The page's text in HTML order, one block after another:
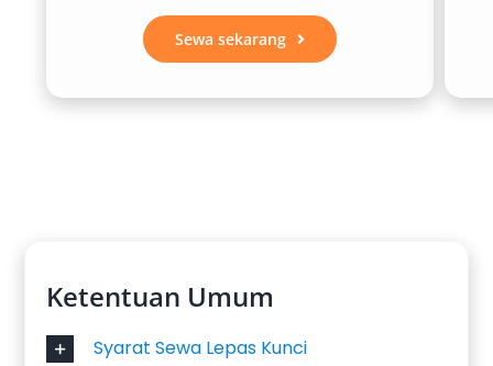
Sewa sekarang
Ketentuan Umum
Syarat Sewa Lepas Kunci